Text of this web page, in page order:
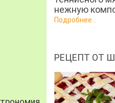
нежную
Подробнее...
РЕЦЕПТ ОТ